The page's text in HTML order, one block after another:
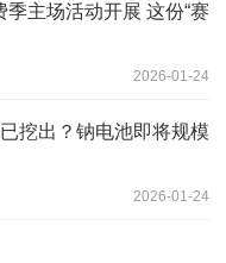
主场活动开展 这份“赛
2026-01-24
挖出？钠电池即将规模
2026-01-24